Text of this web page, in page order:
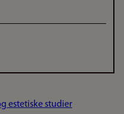
estetiske studier